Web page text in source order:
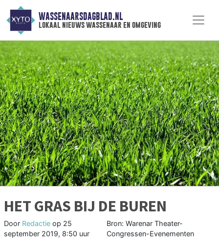
WASSENAARSDAGBLAD.NL
lokaal nieuws wassenaar en omgeving
HET GRAS BIJ DE BUREN
Door Redactie op 25
september 2019, 8:50 uur
Bron: Warenar Theater-
Congressen-Evenementen